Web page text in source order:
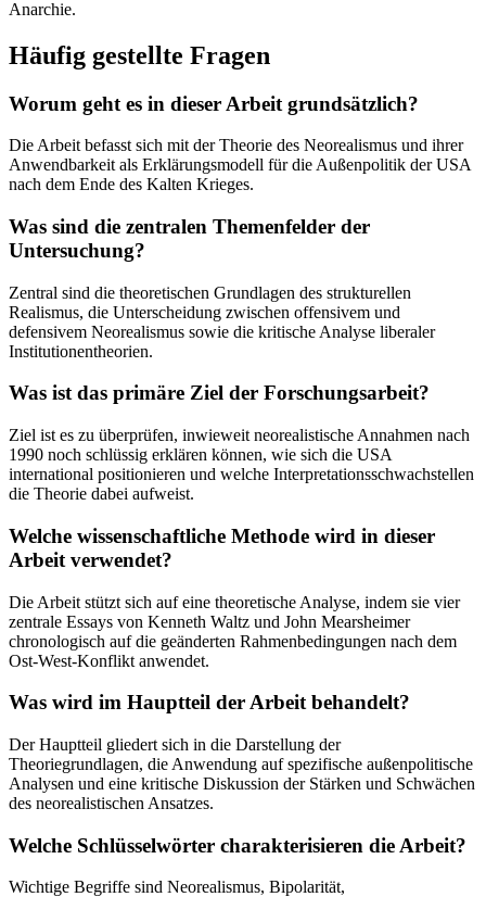
Anarchie.
Häufig gestellte Fragen
Worum geht es in dieser Arbeit grundsätzlich?
Die Arbeit befasst sich mit der Theorie des Neorealismus und ihrer
Anwendbarkeit als Erklärungsmodell für die Außenpolitik der USA
nach dem Ende des Kalten Krieges.
Was sind die zentralen Themenfelder der
Untersuchung?
Zentral sind die theoretischen Grundlagen des strukturellen
Realismus, die Unterscheidung zwischen offensivem und
defensivem Neorealismus sowie die kritische Analyse liberaler
Institutionentheorien.
Was ist das primäre Ziel der Forschungsarbeit?
Ziel ist es zu überprüfen, inwieweit neorealistische Annahmen nach
1990 noch schlüssig erklären können, wie sich die USA
international positionieren und welche Interpretationsschwachstellen
die Theorie dabei aufweist.
Welche wissenschaftliche Methode wird in dieser
Arbeit verwendet?
Die Arbeit stützt sich auf eine theoretische Analyse, indem sie vier
zentrale Essays von Kenneth Waltz und John Mearsheimer
chronologisch auf die geänderten Rahmenbedingungen nach dem
Ost-West-Konflikt anwendet.
Was wird im Hauptteil der Arbeit behandelt?
Der Hauptteil gliedert sich in die Darstellung der
Theoriegrundlagen, die Anwendung auf spezifische außenpolitische
Analysen und eine kritische Diskussion der Stärken und Schwächen
des neorealistischen Ansatzes.
Welche Schlüsselwörter charakterisieren die Arbeit?
Wichtige Begriffe sind Neorealismus, Bipolarität,